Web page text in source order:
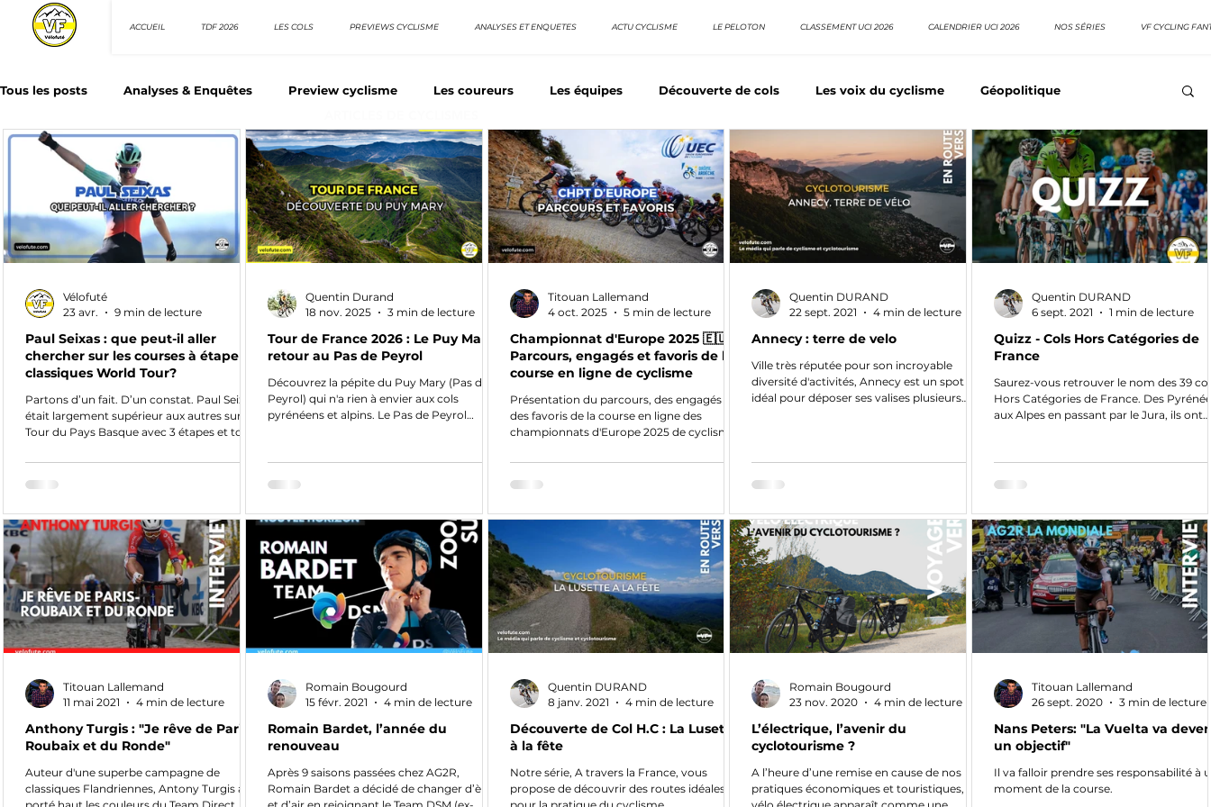
ACCUEIL TDF 2026 LES COLS PREVIEWS CYCLISME ANALYSES ET ENQUETES ACTU CYCLISME LE PELOTON CLASSEMENT UCI 2026 CALENDRIER UCI 2026 NOS SÉRIES VF CYCLING
Tous les posts Analyses & Enquêtes Preview cyclisme Les coureurs Les équipes Découverte de cols Les voix du cyclisme Géopolitique
Les Tuto cyclisme Nos séries - Top 10 21e siècle Nos séries - Coureurs sans GT Nos séries - Baroudeurs Meilleurs équipes Top 10 grimpeurs Top 10 pavé
Top 10 sprinteurs Top 10 rouleurs Giro d'Italia TDF La vuelta / Tour d'Espagne Rétro Quizz EpopeeVF Actu cyclisme Neo pro
Villes et itinéraire cyclos
Paul Seixas : que peut-il aller
chercher sur les courses à étape et
classiques World Tour?
Partons d’un fait. D’un constat. Paul Seixas
était largement supérieur aux autres sur le
Tour du Pays Basque avec 3 étapes et tous
son physique élancé prêt à enflammer le
cyclisme mondial, Paul Seixas a ravivé la
désespérée de son nouveau coureur de
Grand Tour. Le coureur de la Decathlon
CMA CGMA a (enfin !) effacé Christophe
Moreau des tablettes. Alors, en assumant
totalement et en cédant à la p
Vélofuté
23 avr.
9 min de lecture
Tour de France 2026 : Le Puy Mary,
retour au Pas de Peyrol
Découvrez la pépite du Puy Mary (Pas de
Peyrol) qui n'a rien à envier aux cols
pyrénéens et alpins. Le Pas de Peyrol
Quentin Durand
18 nov. 2025
3 min de lecture
Championnat d'Europe 2025 🇪🇺 :
Parcours, engagés et favoris de la
course en ligne de cyclisme
Présentation du parcours, des engagés et
des favoris de la course en ligne des
championnats d'Europe 2025 de cyclisme,
Titouan Lallemand
4 oct. 2025
5 min de lecture
Annecy : terre de velo
Ville très réputée pour son incroyable
diversité d'activités, Annecy est un spot
idéal pour déposer ses valises plusieurs
Quentin DURAND
22 sept. 2021
4 min de lecture
Quizz - Cols Hors Catégories de
France
Saurez-vous retrouver le nom des 39
Hors Catégories de France. Des
aux Alpes en passant par le Jura, ils ont
Quentin DURAND
6 sept. 2021
1 min de lecture
Anthony Turgis : "Je rêve de Paris-
Roubaix et du Ronde"
Auteur d'une superbe campagne de
classiques Flandriennes, Antony Turgis a
Titouan Lallemand
11 mai 2021
4 min de lecture
Romain Bardet, l’année du
renouveau
Après 9 saisons passées chez AG2R,
Romain Bardet a décidé de changer d’ère
Romain Bougourd
15 févr. 2021
4 min de lecture
Découverte de Col H.C : La Lusette
à la fête
Notre série, A travers la France, vous
propose de découvrir des routes idéales
Quentin DURAND
8 janv. 2021
4 min de lecture
L’électrique, l’avenir du
cyclotourisme ?
A l’heure d’une remise en cause de nos
pratiques économiques et touristiques, le
Romain Bougourd
23 nov. 2020
4 min de lecture
Nans Peters: "La Vuelta va
un objectif"
Il va falloir prendre ses responsabilité à
moment de la course.
Titouan Lallemand
26 sept. 2020
3 min de lecture